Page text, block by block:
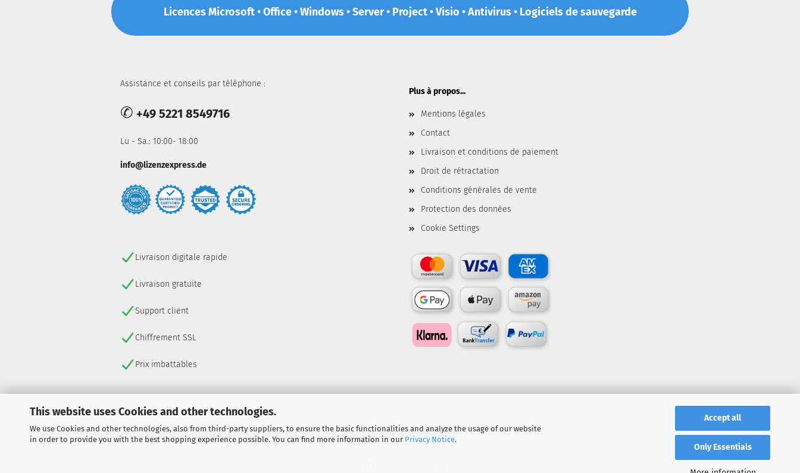
This website uses Cookies and other technologies.
We use Cookies and other technologies, also from third-party suppliers, to ensure the basic functionalities and analyze the usage of our website
in order to provide you with the best shopping experience possible. You can find more information in our Privacy Notice.
Accept all
Only Essentials
Licences Microsoft • Office • Windows • Server • Project • Visio • Antivirus • Logiciels de sauvegarde
Assistance et conseils par téléphone :
✆ +49 5221 8549716
Lu - Sa.: 10:00- 18:00
info@lizenzexpress.de
Plus à propos...
Mentions légales
Contact
Livraison et conditions de paiement
Droit de rétractation
Conditions générales de vente
Protection des données
Cookie Settings
Livraison digitale rapide
Livraison gratuite
Support client
Chiffrement SSL
Prix imbattables
SE RÉTRACTER DU CONTRAT